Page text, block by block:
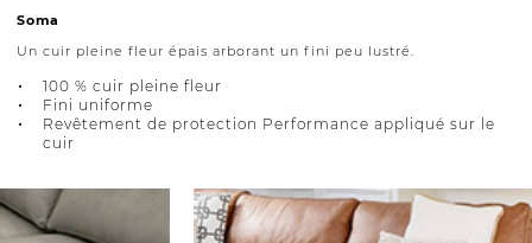
Soma
Un cuir pleine fleur épais arborant un fini peu lustré.
100 % cuir pleine fleur
Fini uniforme
Revêtement de protection Performance appliqué sur le
cuir